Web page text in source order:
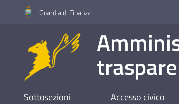
Vai al contenuto
Vai alla navigazione
Vai al footerGuardia di Finanza
Sottosezioni Accesso civico